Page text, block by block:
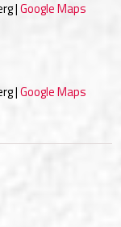
|Google Maps
|Google Maps